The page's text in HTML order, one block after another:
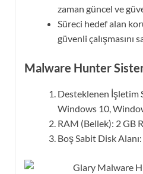
zaman güncel ve
Süreci hedef alan
güvenli çalışmasını
Malware Hunter
Desteklenen İşletim
Windows 10,
RAM (Bellek): 2 GB
Boş Sabit Disk